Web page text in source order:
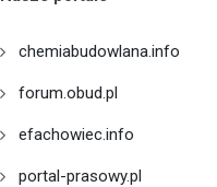
chemiabudowlana.info
forum.obud.pl
efachowiec.info
portal-prasowy.pl